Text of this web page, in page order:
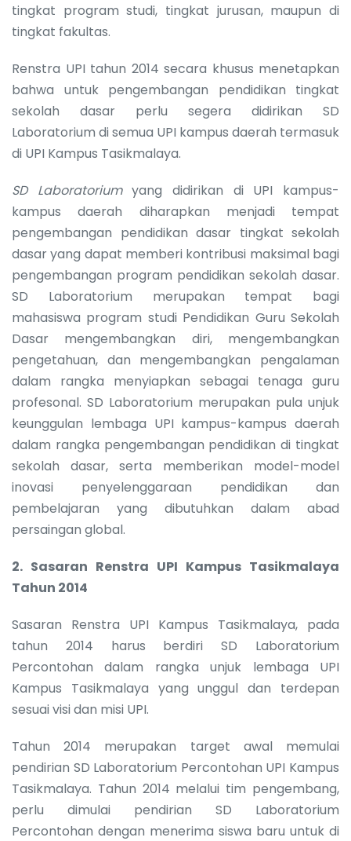
tingkat program studi, tingkat jurusan, maupun di
tingkat fakultas.
Renstra UPI tahun 2014 secara khusus menetapkan
bahwa untuk pengembangan pendidikan tingkat
sekolah dasar perlu segera didirikan SD
Laboratorium di semua UPI kampus daerah termasuk
di UPI Kampus Tasikmalaya.
SD Laboratoriumyang didirikan di UPI kampus-
kampus daerah diharapkan menjadi tempat
pengembangan pendidikan dasar tingkat sekolah
dasar yang dapat memberi kontribusi maksimal bagi
pengembangan program pendidikan sekolah dasar.
SD Laboratorium merupakan tempat bagi
mahasiswa program studi Pendidikan Guru Sekolah
Dasar mengembangkan diri, mengembangkan
pengetahuan, dan mengembangkan pengalaman
dalam rangka menyiapkan sebagai tenaga guru
profesonal. SD Laboratorium merupakan pula unjuk
keunggulan lembaga UPI kampus-kampus daerah
dalam rangka pengembangan pendidikan di tingkat
sekolah dasar, serta memberikan model-model
inovasi penyelenggaraan pendidikan dan
pembelajaran yang dibutuhkan dalam abad
persaingan global.
2. Sasaran Renstra UPI Kampus Tasikmalaya
Tahun 2014
Sasaran Renstra UPI Kampus Tasikmalaya, pada
tahun 2014 harus berdiri SD Laboratorium
Percontohan dalam rangka unjuk lembaga UPI
Kampus Tasikmalaya yang unggul dan terdepan
sesuai visi dan misi UPI.
Tahun 2014 merupakan target awal memulai
pendirian SD Laboratorium Percontohan UPI Kampus
Tasikmalaya. Tahun 2014 melalui tim pengembang,
perlu dimulai pendirian SD Laboratorium
Percontohan dengan menerima siswa baru untuk di